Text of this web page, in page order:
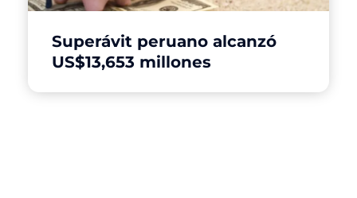
Superávit peruano alcanzó
US$13,653 millones